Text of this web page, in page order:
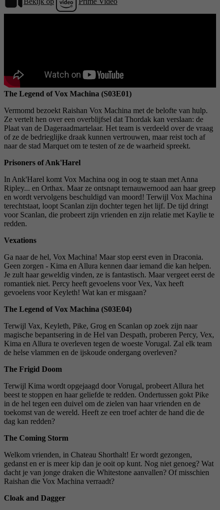
The Legend of Vox Machina (S03E01)
Vermomd bezoekt Raishan Vox Machina met de belofte van hulp.
Ze vertelt hen over een overblijfsel dat Thordak kan verslaan: de
Plaat van de Dageraadmartelaar. Het team is verdeeld over de vraag
of ze de bedrieglijke draak kunnen vertrouwen, maar reist toch af
naar de stad Marquet om te testen of ze de waarheid spreekt.
Prisoners of Ank'Harel
In Ank'Harel komt Vox Machina oog in oog te staan ​​met Anna
Ripley... en Orthax. Maar ze ontsnapt ternauwernood aan haar greep
en wordt vervolgens beschuldigd van moord! Terwijl Vox Machina
terechtstaat, loopt Scanlan zijn dochter tegen het lijf. De tijd dringt
voor Scanlan, die probeert zijn vrienden en zijn relatie met Kaylie te
redden.
Vexations
Ga naar de hel, Vox Machina! Maar stop eerst even in Draconia.
Geen zorgen - Kima en Allura kennen daar iemand die kan helpen.
Je zult haar geweldig vinden, ze is fantastisch. Maar vergeet eerst de
romantiek niet. Percy heeft gevoelens voor Vex, Vax heeft
gevoelens voor Keyleth! Wat kan er misgaan?
The Legend of Vox Machina (S03E04)
Terwijl Vax, Keyleth, Pike, Grog en Scanlan op zoek zijn naar
magische bepantsering in de Hel van Despath, proberen Percy, Vex,
Kima en Allura te overleven tegen de woeste Vorugal. Zal elk team
de helse vlammen en de ijskoude ondergang overleven?
The Frigid Doom
Terwijl Kima wordt opgejaagd door Vorugal, probeert Allura het
beest te stoppen en haar geliefde te redden. Ondertussen gokt Pike
in de hel tegen een duivel om de zielen van haar vrienden en de
toekomst van de wereld. Heeft ze een troef achter de hand die de
dag kan redden?
The Coming Storm
Welkom vrienden, in Chateau Shorthalt! Er wordt gezongen,
gedanst en er is meer kip dan je ooit op kunt. Nog niet genoeg? Wat
dacht je van jonge draken die Whitestone aanvallen? Of misschien
Raishan die Vox Machina verraadt?
Cloak and Dagger